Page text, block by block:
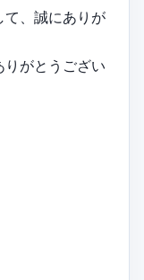
て、誠にありが
りがとうござい